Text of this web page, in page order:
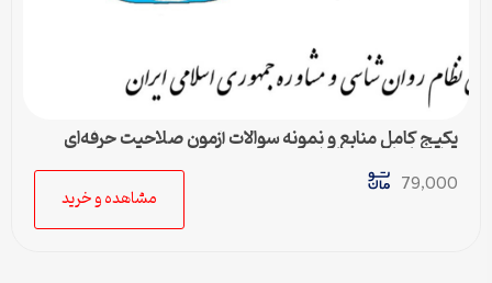
پکیج کامل منابع و نمونه سوالات آزمون صلاحیت حرفه‌ای
روانشناسان و مشاوران
79,000
مشاهده و خرید